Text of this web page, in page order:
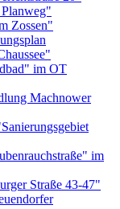
Zossen"
im OT
Machnower
im
Straße 43-47"